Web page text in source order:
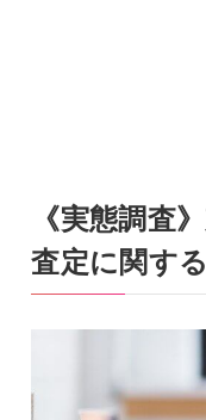
《実態調査
査定に関す